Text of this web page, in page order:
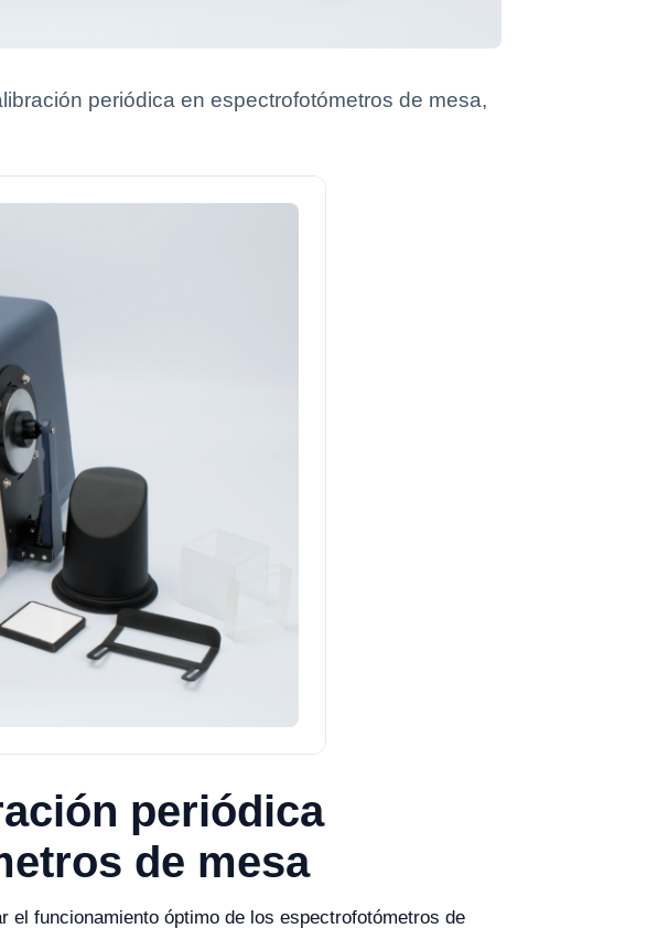
periódica en espectrofotómetros de mesa,
periódica
de mesa
funcionamiento óptimo de los espectrofotómetros de